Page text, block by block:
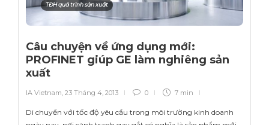
TĐH quá trình sản xuất
Câu chuyện về ứng dụng mới:
PROFINET giúp GE làm nghiêng sản
xuất
IA Vietnam, 23 Tháng 4, 2013 0 7 min
Di chuyển với tốc độ yêu cầu trong môi trường kinh doanh